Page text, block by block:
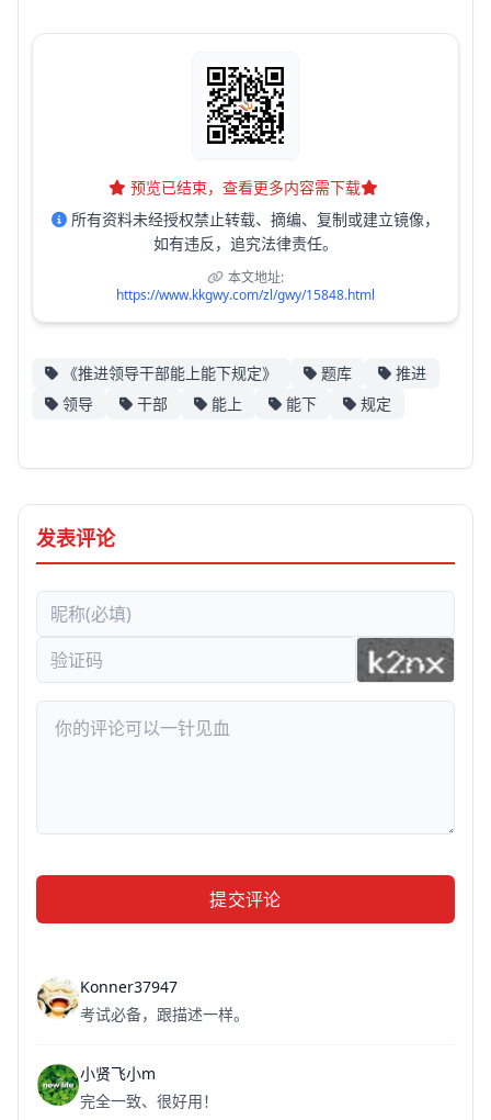
预览已结束，查看更多内容需下载
所有资料未经授权禁止转载、摘编、复制或建立镜像，
如有违反，追究法律责任。
本文地址:
https://www.kkgwy.com/zl/gwy/15848.html
《推进领导干部能上能下规定》 题库
推进
领导
干部 能上 能下 规定
发表评论
提交评论
Konner37947
考试必备，跟描述一样。
小贤飞小m
完全一致、很好用！